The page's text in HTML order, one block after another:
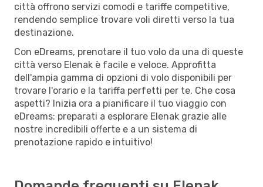
città offrono servizi comodi e tariffe competitive,
rendendo semplice trovare voli diretti verso la tua
destinazione.
Con eDreams, prenotare il tuo volo da una di queste
città verso Elenak è facile e veloce. Approfitta
dell'ampia gamma di opzioni di volo disponibili per
trovare l'orario e la tariffa perfetti per te. Che cosa
aspetti? Inizia ora a pianificare il tuo viaggio con
eDreams: preparati a esplorare Elenak grazie alle
nostre incredibili offerte e a un sistema di
prenotazione rapido e intuitivo!